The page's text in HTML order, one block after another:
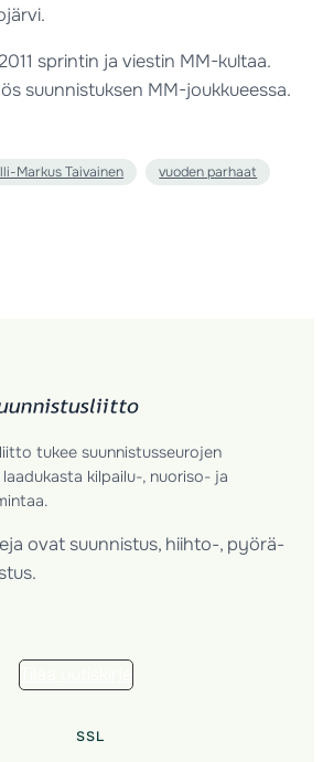
sprintin ja viestin MM-kultaa.
suunnistuksen MM-joukkueessa.
Markus Taivainen vuoden parhaat
tukee suunnistusseurojen
kilpailu-, nuoriso- ja
ovat suunnistus, hiihto-, pyörä-
SSL